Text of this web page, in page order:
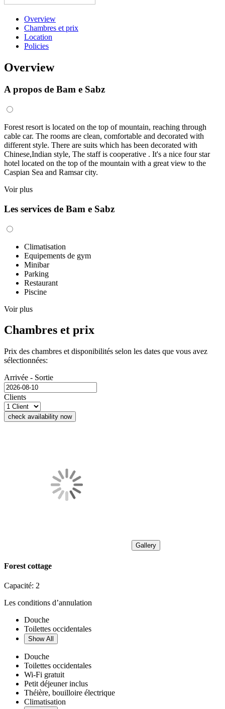
Overview
Chambres et prix
Location
Policies
Overview
A propos de Bam e Sabz
Forest resort is located on the top of mountain, reaching through
cable car. The rooms are clean, comfortable and decorated with
different style. There are suits which has been decorated with
Chinese,Indian style, The staff is cooperative . It's a nice four star
hotel located on the top of the mountain with a great view to the
Caspian Sea and Ramsar city.
Voir plus
Les services de Bam e Sabz
Climatisation
Equipements de gym
Minibar
Parking
Restaurant
Piscine
Voir plus
Chambres et prix
Prix des chambres et disponibilités selon les dates que vous avez
sélectionnées:
Arrivée - Sortie
Clients
check availability now
Gallery
Forest cottage
Capacité: 2
Les conditions d’annulation
Douche
Toilettes occidentales
Show All
Douche
Toilettes occidentales
Wi-Fi gratuit
Petit déjeuner inclus
Théière, bouilloire électrique
Climatisation